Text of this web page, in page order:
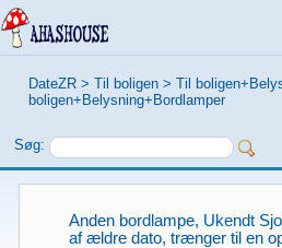
DateZR > Til boligen > Til
boligen+Belysning+Bordlamper
Søg:
Anden bordlampe, Ukendt
af ældre dato, trænger til en